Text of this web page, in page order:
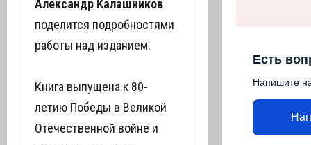
Александр Калашников
поделится подробностями
работы над изданием.
Книга выпущена к 80-
летию Победы в Великой
Отечественной войне и
Есть
Напишите